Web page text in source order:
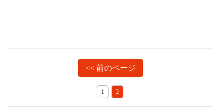
<< 前のページ
1 2